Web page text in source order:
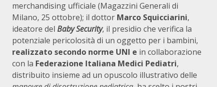
merchandising ufficiale (Magazzini Generali di
Milano, 25 ottobre); il dottor Marco Squicciarini,
ideatore del Baby Security, il presidio che verifica la
potenziale pericolosità di un oggetto per i bambini,
realizzato secondo norme UNI e in collaborazione
con la Federazione Italiana Medici Pediatri,
distribuito insieme ad un opuscolo illustrativo delle